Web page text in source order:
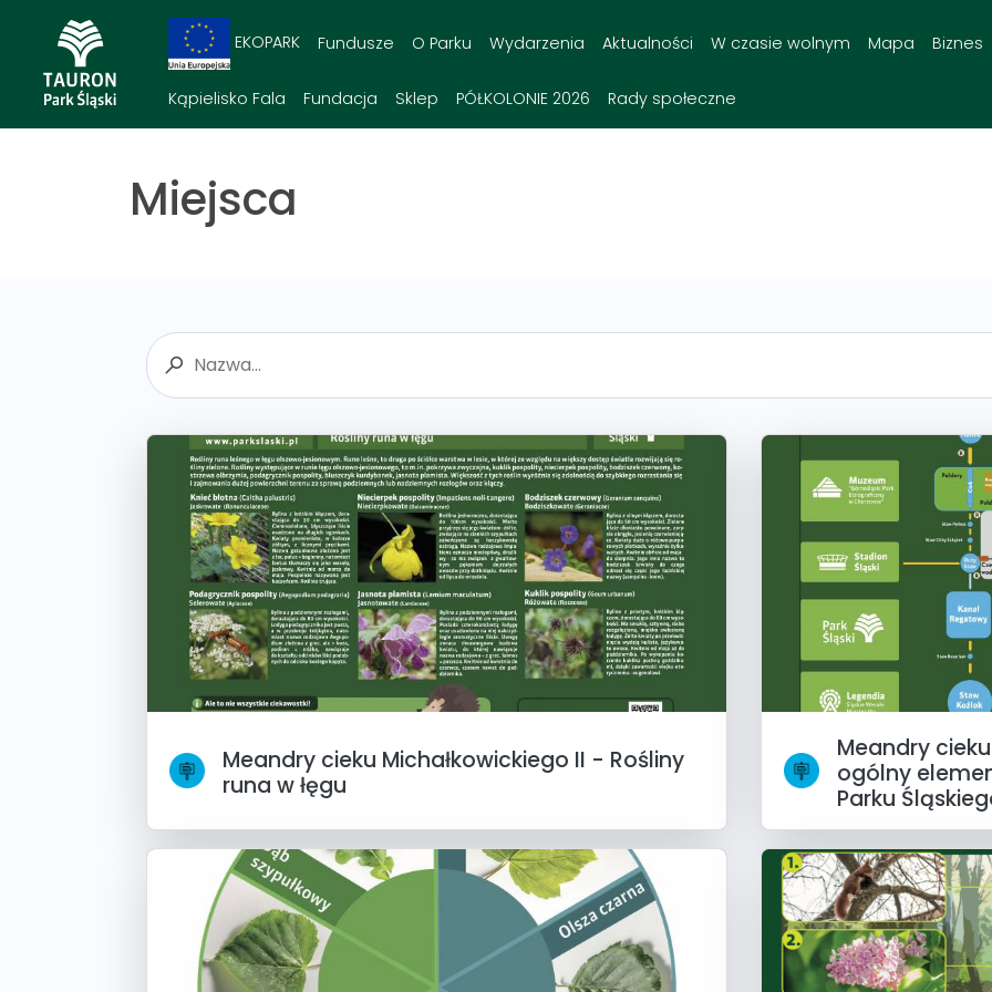
EKOPARK Fundusze O Parku Wydarzenia Aktualności W czasie wolnym Mapa Biznes
Kąpielisko Fala Fundacja Sklep PÓŁKOLONIE 2026 Rady społeczne
Miejsca
Meandry cieku Michałkowickiego II - Rośliny
runa w łęgu
Meandry
ogólny
Parku